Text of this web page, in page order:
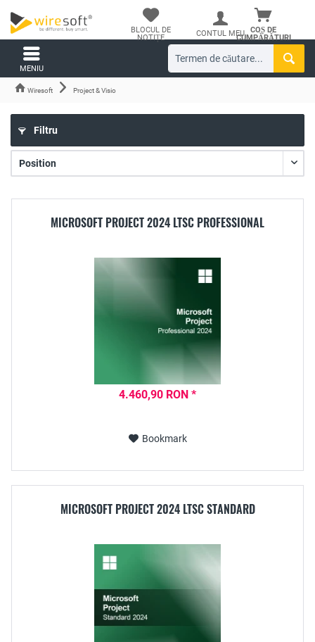
COȘ DE
CUMPĂRĂTURI
BLOCUL DE
NOTIȚE
CONTUL MEU
MENIU
Wiresoft Project & Visio
Filtru
MICROSOFT PROJECT 2024 LTSC PROFESSIONAL
4.460,90 RON *
Bookmark
MICROSOFT PROJECT 2024 LTSC STANDARD